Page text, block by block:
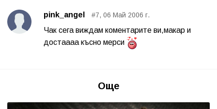
pink_angel #7, 06 Май 2006 г.
Чак сега виждам коментарите ви,макар и
достаааа късно мерси
Още